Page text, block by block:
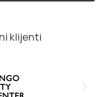
klijenti